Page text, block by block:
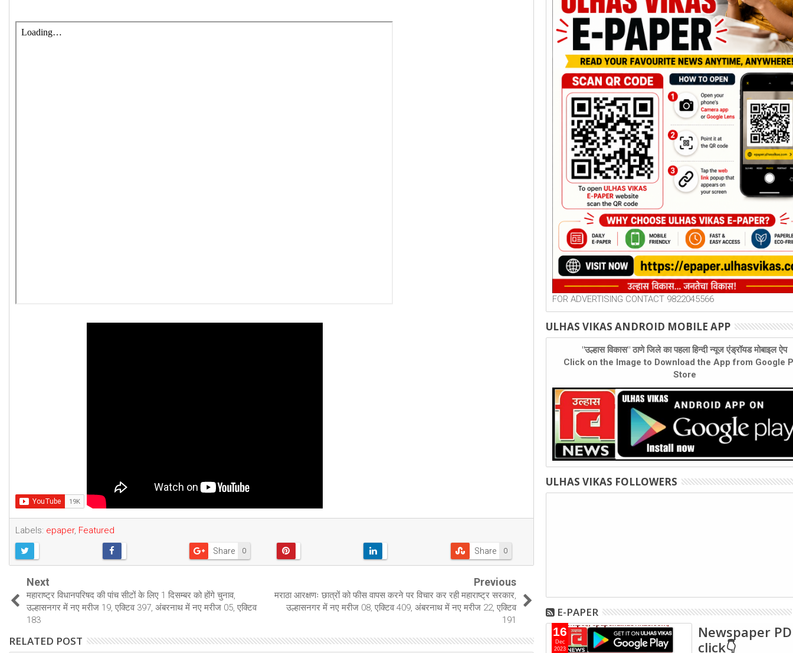
Labels: epaper, Featured
0
Share 0
Share
Next
महाराष्ट्र विधानपरिषद की पांच सीटों के लिए 1 दिसम्बर को होंगे चुनाव,
उल्हासनगर में नए मरीज 19, एक्टिव 397, अंबरनाथ में नए मरीज 05, एक्टिव
183
Previous
मराठा आरक्षणः छात्रों को फीस वापस करने पर विचार कर रही महाराष्ट्र सरकार,
उल्हासनगर में नए मरीज 08, एक्टिव 409, अंबरनाथ में नए मरीज 22, एक्टिव
191
RELATED POST
FOR ADVERTISING CONTACT 9822045566
ULHAS VIKAS ANDROID MOBILE APP
"उल्हास विकास" ठाणे जिले का पहला हिन्दी न्यूज एंड्रॉयड मोबाइल ऐप
Click on the Image to Download the App from Google
Store
ULHAS VIKAS FOLLOWERS
E-PAPER
16
Dec
2023
Newspaper
click👇